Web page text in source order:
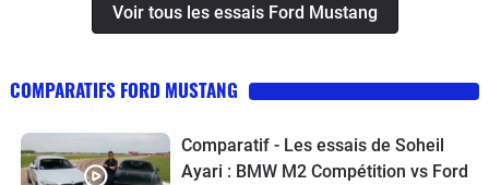
Voir tous les essais Ford Mustang
COMPARATIFS FORD MUSTANG
Comparatif - Les essais de Soheil
Ayari : BMW M2 Compétition vs Ford